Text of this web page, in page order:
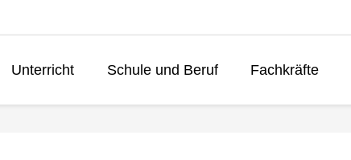
Unterricht Schule und Beruf Fachkräfte